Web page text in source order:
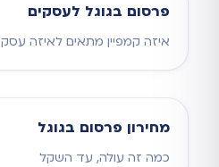
פרסום בגוגל לעסקים
איזה קמפיין מתאים לאיזה עסק
מחירון פרסום בגוגל
כמה זה עולה, עד השקל